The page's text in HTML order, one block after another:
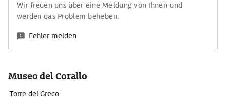
Wir freuen uns über eine Meldung von Ihnen und
werden das Problem beheben.
Fehler melden
Museo del Corallo
Torre del Greco